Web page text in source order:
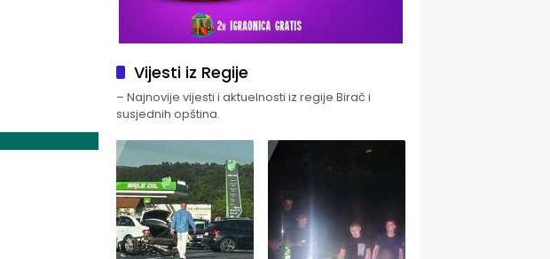
Vijesti iz Regije
– Najnovije vijesti i aktuelnosti iz regije Birač i
susjednih opština.